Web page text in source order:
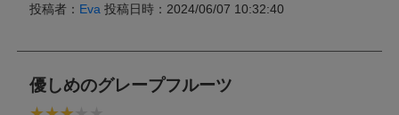
投稿者： Eva 投稿日時：2024/06/07 10:32:40
優しめのグレープフルーツ